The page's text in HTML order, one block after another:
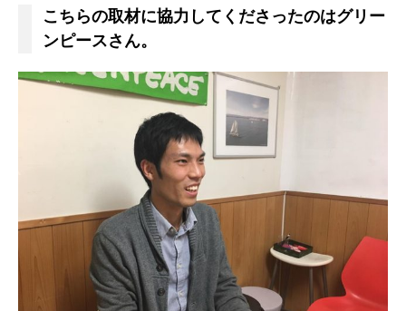
こちらの取材に協力してくださったのはグリー
ンピースさん。